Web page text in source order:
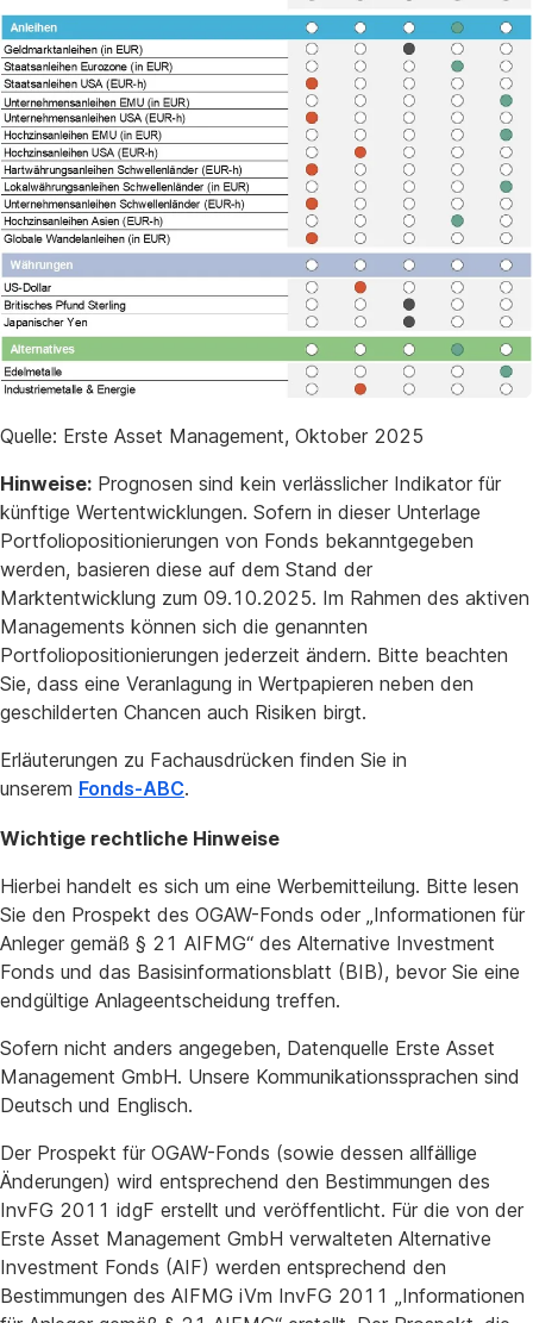
Quelle: Erste Asset Management, Oktober 2025
Hinweise: Prognosen sind kein verlässlicher Indikator für
künftige Wertentwicklungen. Sofern in dieser Unterlage
Portfoliopositionierungen von Fonds bekanntgegeben
werden, basieren diese auf dem Stand der
Marktentwicklung zum 09.10.2025. Im Rahmen des aktiven
Managements können sich die genannten
Portfoliopositionierungen jederzeit ändern. Bitte beachten
Sie, dass eine Veranlagung in Wertpapieren neben den
geschilderten Chancen auch Risiken birgt.
Erläuterungen zu Fachausdrücken finden Sie in
unserem Fonds-ABC.
Wichtige rechtliche Hinweise
Hierbei handelt es sich um eine Werbemitteilung. Bitte lesen
Sie den Prospekt des OGAW-Fonds oder „Informationen für
Anleger gemäß § 21 AIFMG“ des Alternative Investment
Fonds und das Basisinformationsblatt (BIB), bevor Sie eine
endgültige Anlageentscheidung treffen.
Sofern nicht anders angegeben, Datenquelle Erste Asset
Management GmbH. Unsere Kommunikationssprachen sind
Deutsch und Englisch.
Der Prospekt für OGAW-Fonds (sowie dessen allfällige
Änderungen) wird entsprechend den Bestimmungen des
InvFG 2011 idgF erstellt und veröffentlicht. Für die von der
Erste Asset Management GmbH verwalteten Alternative
Investment Fonds (AIF) werden entsprechend den
Bestimmungen des AIFMG iVm InvFG 2011 „Informationen